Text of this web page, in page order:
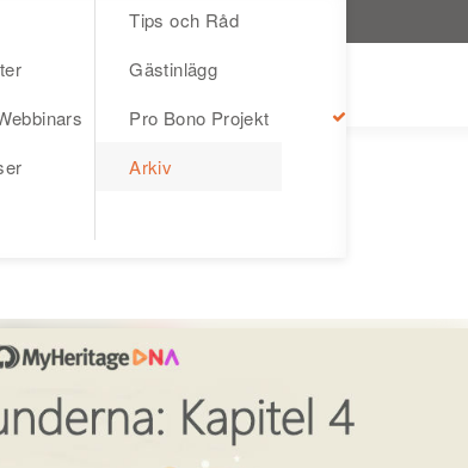
Tips och Råd
Gästinlägg
Pro Bono Projekt
Arkiv
4